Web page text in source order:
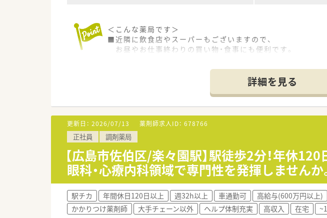
＜こんな薬局です＞
■近隣に飲食店やスーパーもございますので、
お昼やお仕事終わりの買い物・食事にも便利です。
ヘルプ体制も整っています。
■車通勤は相談可能ですが、駐車場がないためコインパーキ
■電子薬歴はもちろんの事、全自動分包機も完備しています。
＜業務内容＞
■眼科・心療内科クリニックメイン応需です。
■処方箋は60～80枚/日、薬剤師は数名在籍しています。
■在宅専任チームを設けていらっしゃいます。
まずは外来業務をメインにご対応いただく形になります。
＜研修制度＞
■入社後は先輩がマンツーマンで指導してくださいます。
そのため、各々の成長度に合わせた教育をしてくださいま
詳細を見る
更新日： 2026/07/13 薬剤師求人ID： 678766
正社員 調剤薬局
【広島市佐伯区/楽々園駅】駅徒歩2分！年休
眼科・心療内科領域で専門性を発揮しませんか
駅チカ 年間休日120日以上 週32h以上 車通勤可 高給与(600万円以上)
かかりつけ薬剤師
大手チェーン以外 ヘルプ体制充実 高収入 在宅